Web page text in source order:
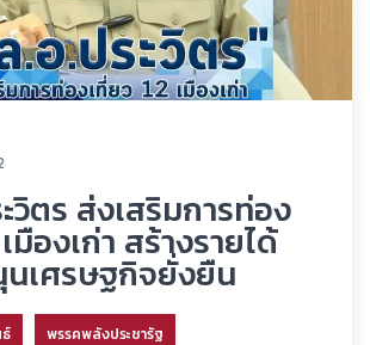
วิตร ส่งเสริมการท่อง
มืองเก่า สร้างรายได้
เศรษฐกิจยั่งยืน
พรรคพลังประชารัฐ